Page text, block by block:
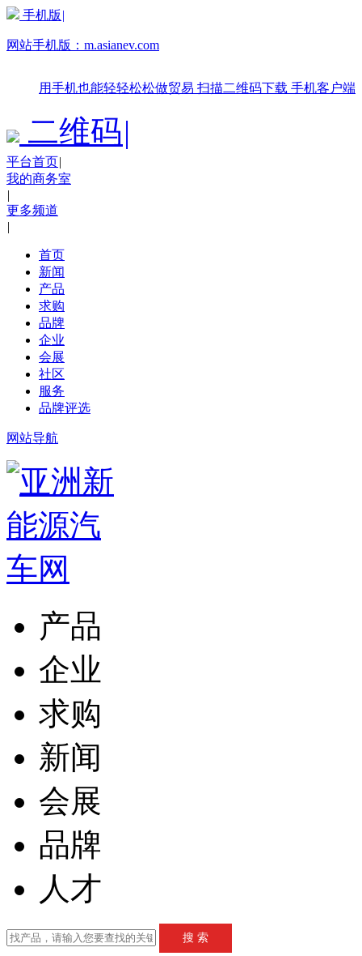
手机版 |
网站手机版： m.asianev.com
用手机也能轻轻松松做贸易 扫描二维码下载 手机客户端
二维码|
平台首页|
我的商务室
|
更多频道
|
首页
新闻
产品
求购
品牌
企业
会展
社区
服务
品牌评选
网站导航
产品
企业
求购
新闻
会展
品牌
人才